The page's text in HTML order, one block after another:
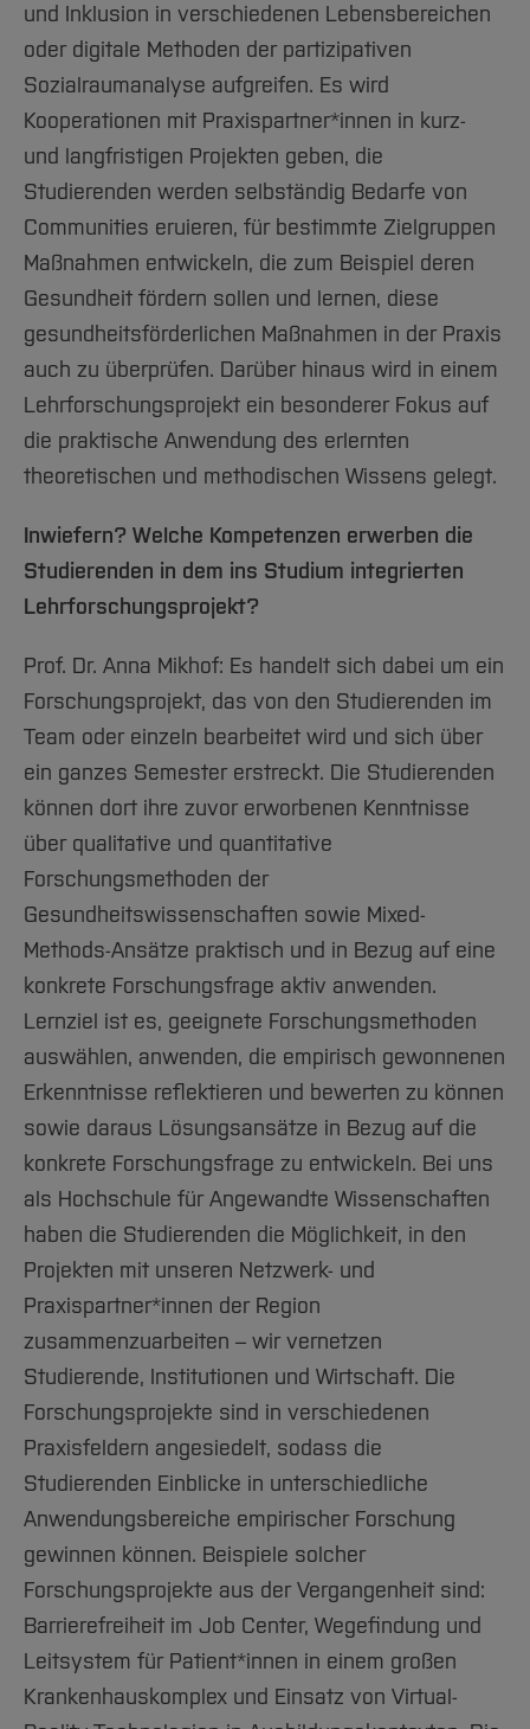
und Inklusion in verschiedenen Lebensbereichen
oder digitale Methoden der partizipativen
Sozialraumanalyse aufgreifen. Es wird
Kooperationen mit Praxispartner*innen in kurz-
und langfristigen Projekten geben, die
Studierenden werden selbständig Bedarfe von
Communities eruieren, für bestimmte Zielgruppen
Maßnahmen entwickeln, die zum Beispiel deren
Gesundheit fördern sollen und lernen, diese
gesundheitsförderlichen Maßnahmen in der Praxis
auch zu überprüfen. Darüber hinaus wird in einem
Lehrforschungsprojekt ein besonderer Fokus auf
die praktische Anwendung des erlernten
theoretischen und methodischen Wissens gelegt.
Inwiefern? Welche Kompetenzen erwerben die
Studierenden in dem ins Studium integrierten
Lehrforschungsprojekt?
Prof. Dr. Anna Mikhof: Es handelt sich dabei um ein
Forschungsprojekt, das von den Studierenden im
Team oder einzeln bearbeitet wird und sich über
ein ganzes Semester erstreckt. Die Studierenden
können dort ihre zuvor erworbenen Kenntnisse
über qualitative und quantitative
Forschungsmethoden der
Gesundheitswissenschaften sowie Mixed-
Methods-Ansätze praktisch und in Bezug auf eine
konkrete Forschungsfrage aktiv anwenden.
Lernziel ist es, geeignete Forschungsmethoden
auswählen, anwenden, die empirisch gewonnenen
Erkenntnisse reflektieren und bewerten zu können
sowie daraus Lösungsansätze in Bezug auf die
konkrete Forschungsfrage zu entwickeln. Bei uns
als Hochschule für Angewandte Wissenschaften
haben die Studierenden die Möglichkeit, in den
Projekten mit unseren Netzwerk- und
Praxispartner*innen der Region
zusammenzuarbeiten – wir vernetzen
Studierende, Institutionen und Wirtschaft. Die
Forschungsprojekte sind in verschiedenen
Praxisfeldern angesiedelt, sodass die
Studierenden Einblicke in unterschiedliche
Anwendungsbereiche empirischer Forschung
gewinnen können. Beispiele solcher
Forschungsprojekte aus der Vergangenheit sind:
Barrierefreiheit im Job Center, Wegefindung und
Leitsystem für Patient*innen in einem großen
Krankenhauskomplex und Einsatz von Virtual-